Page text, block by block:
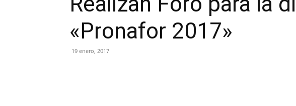
«Pronafor 2017»
19 enero, 2017